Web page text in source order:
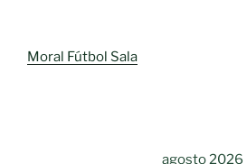
Moral Fútbol Sala
agosto 2026